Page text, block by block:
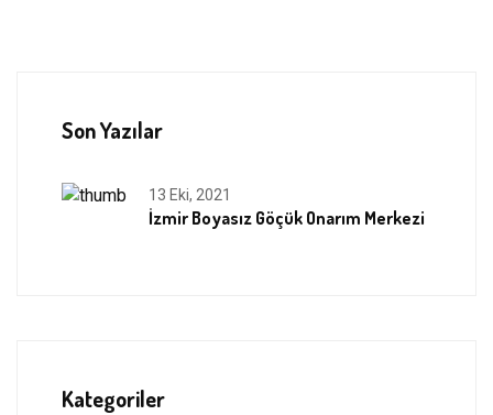
Son Yazılar
13 Eki, 2021
İzmir Boyasız Göçük Onarım Merkezi
Kategoriler